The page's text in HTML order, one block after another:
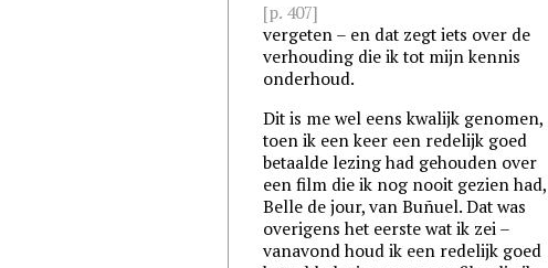
[p. 407]
vergeten – en dat zegt iets over de
verhouding die ik tot mijn kennis
onderhoud.
Dit is me wel eens kwalijk genomen,
toen ik een keer een redelijk goed
betaalde lezing had gehouden over
een film die ik nog nooit gezien had,
Belle de jour, van Buñuel. Dat was
overigens het eerste wat ik zei –
vanavond houd ik een redelijk goed